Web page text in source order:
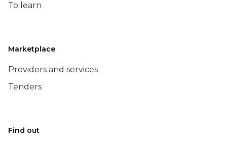
To learn
Marketplace
Providers and services
Tenders
Find out